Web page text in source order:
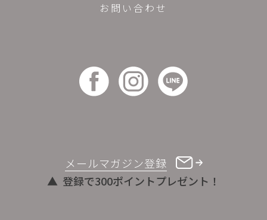
メールマガジン登録
登録で300ポイントプレゼント！
お問い合わせ